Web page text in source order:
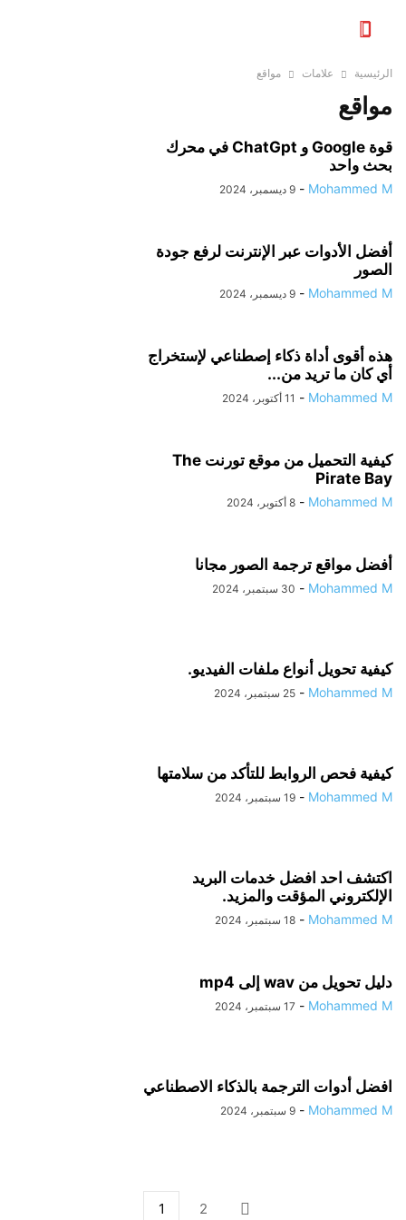
الرئيسية علامات مواقع
مواقع
قوة Google و ChatGpt في محرك
بحث واحد
Mohammed M
- 9 ديسمبر، 2024
أفضل الأدوات عبر الإنترنت لرفع جودة
الصور
Mohammed M
- 9 ديسمبر، 2024
هذه أقوى أداة ذكاء إصطناعي لإستخراج
أي كان ما تريد من...
Mohammed M
- 11 أكتوبر، 2024
كيفية التحميل من موقع تورنت The
Pirate Bay
Mohammed M
- 8 أكتوبر، 2024
أفضل مواقع ترجمة الصور مجانا
Mohammed M
- 30 سبتمبر، 2024
كيفية تحويل أنواع ملفات الفيديو.
Mohammed M
- 25 سبتمبر، 2024
كيفية فحص الروابط للتأكد من سلامتها
Mohammed M
- 19 سبتمبر، 2024
اكتشف احد افضل خدمات البريد
الإلكتروني المؤقت والمزيد.
Mohammed M
- 18 سبتمبر، 2024
دليل تحويل من wav إلى mp4
Mohammed M
- 17 سبتمبر، 2024
افضل أدوات الترجمة بالذكاء الاصطناعي
Mohammed M
- 9 سبتمبر، 2024
1 2